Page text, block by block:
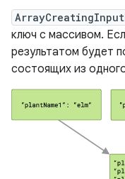
ключ с массивом.
результатом будет
состоящих из